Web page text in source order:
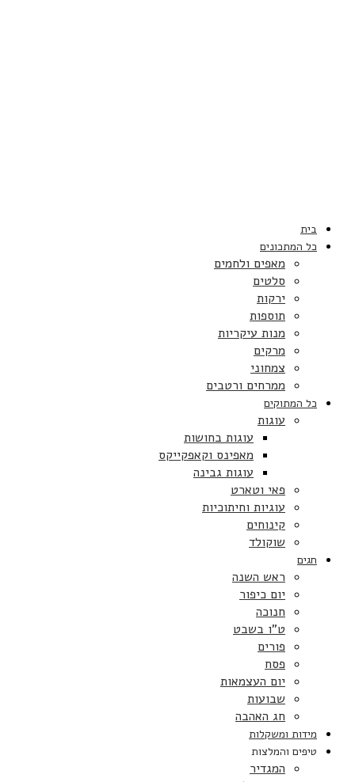
בית
כל המתכונים
מאפים ולחמים
סלטים
ירקות
תוספות
מנות עיקריות
מרקים
צמחוני
ממרחים ורטבים
כל המתוקים
עוגות
עוגות בחושות
מאפינס וקאפקייקס
עוגות גבינה
פאי וטארט
עוגיות וחיתוכיות
קינוחים
שוקולד
חגים
ראש השנה
יום כיפור
חנוכה
ט”ו בשבט
פורים
פסח
יום העצמאות
שבועות
חג האהבה
מידות ומשקלות
טיפים והמלצות
המגדיר